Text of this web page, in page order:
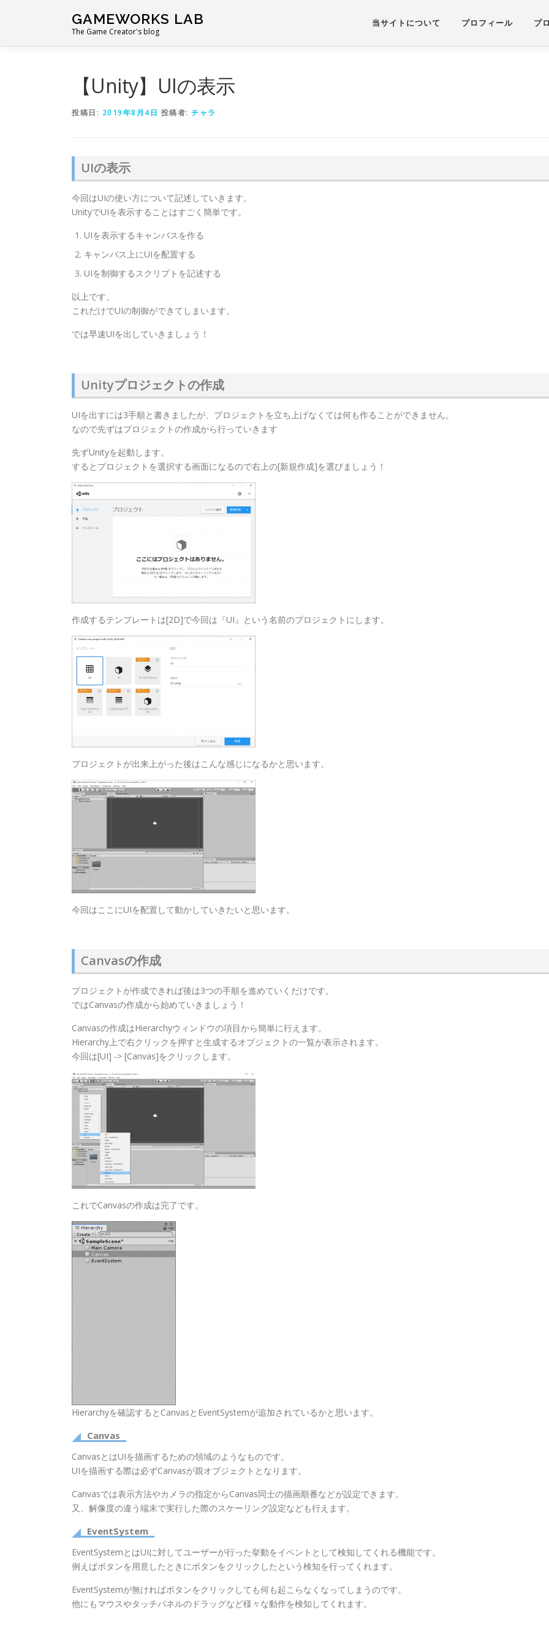
ン
GAMEWORKS LAB
The Game Creator's blog
当サイトについて プロフィール プ
【Unity】UIの表示
投稿日: 2019年8月4日 投稿者: チャラ
UIの表示
今回はUIの使い方について記述していきます。
UnityでUIを表示することはすごく簡単です。
UIを表示するキャンバスを作る
キャンバス上にUIを配置する
UIを制御するスクリプトを記述する
以上です。
これだけでUIの制御ができてしまいます。
では早速UIを出していきましょう！
Unityプロジェクトの作成
UIを出すには3手順と書きましたが、プロジェクトを立ち上げなくては何も作ることができません。
なので先ずはプロジェクトの作成から行っていきます
先ずUnityを起動します。
するとプロジェクトを選択する画面になるので右上の[新規作成]を選びましょう！
作成するテンプレートは[2D]で今回は『UI』という名前のプロジェクトにします。
プロジェクトが出来上がった後はこんな感じになるかと思います。
今回はここにUIを配置して動かしていきたいと思います。
Canvasの作成
プロジェクトが作成できれば後は3つの手順を進めていくだけです。
ではCanvasの作成から始めていきましょう！
Canvasの作成はHierarchyウィンドウの項目から簡単に行えます。
Hierarchy上で右クリックを押すと生成するオブジェクトの一覧が表示されます。
今回は[UI] -> [Canvas]をクリックします。
これでCanvasの作成は完了です。
Hierarchyを確認するとCanvasとEventSystemが追加されているかと思います。
Canvas
CanvasとはUIを描画するための領域のようなものです。
UIを描画する際は必ずCanvasが親オブジェクトとなります。
Canvasでは表示方法やカメラの指定からCanvas同士の描画順番などが設定できます。
又、解像度の違う端末で実行した際のスケーリング設定なども行えます。
EventSystem
EventSystemとはUIに対してユーザーが行った挙動をイベントとして検知してくれる機能です。
例えばボタンを用意したときにボタンをクリックしたという検知を行ってくれます。
EventSystemが無ければボタンをクリックしても何も起こらなくなってしまうのです。
他にもマウスやタッチパネルのドラッグなど様々な動作を検知してくれます。